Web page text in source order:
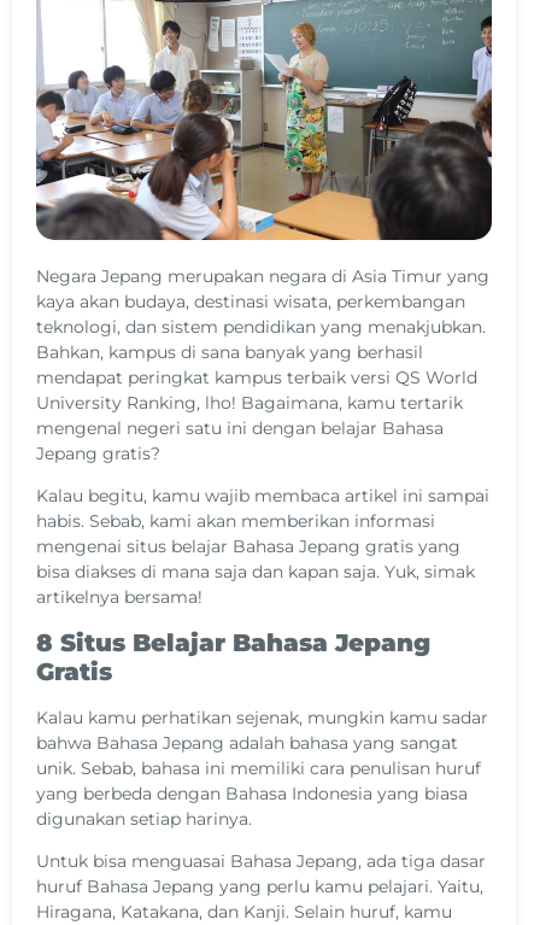
Negara Jepang merupakan negara di Asia Timur yang
kaya akan budaya, destinasi wisata, perkembangan
teknologi, dan sistem pendidikan yang menakjubkan.
Bahkan, kampus di sana banyak yang berhasil
mendapat peringkat kampus terbaik versi QS World
University Ranking, lho! Bagaimana, kamu tertarik
mengenal negeri satu ini dengan belajar Bahasa
Jepang gratis?
Kalau begitu, kamu wajib membaca artikel ini sampai
habis. Sebab, kami akan memberikan informasi
mengenai situs belajar Bahasa Jepang gratis yang
bisa diakses di mana saja dan kapan saja. Yuk, simak
artikelnya bersama!
8 Situs Belajar Bahasa Jepang
Gratis
Kalau kamu perhatikan sejenak, mungkin kamu sadar
bahwa Bahasa Jepang adalah bahasa yang sangat
unik. Sebab, bahasa ini memiliki cara penulisan huruf
yang berbeda dengan Bahasa Indonesia yang biasa
digunakan setiap harinya.
Untuk bisa menguasai Bahasa Jepang, ada tiga dasar
huruf Bahasa Jepang yang perlu kamu pelajari. Yaitu,
Hiragana, Katakana, dan Kanji. Selain huruf, kamu